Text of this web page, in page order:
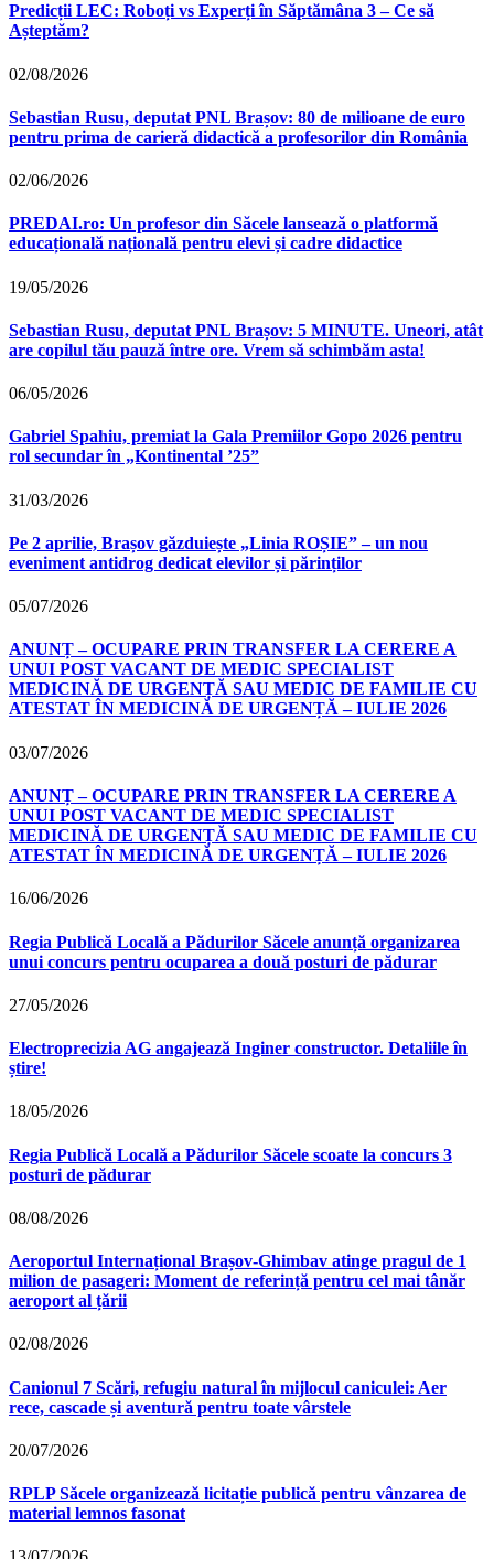
Predicții LEC: Roboți vs Experți în Săptămâna 3 – Ce să
Așteptăm?
02/08/2026
Sebastian Rusu, deputat PNL Brașov: 80 de milioane de euro
pentru prima de carieră didactică a profesorilor din România
02/06/2026
PREDAI.ro: Un profesor din Săcele lansează o platformă
educațională națională pentru elevi și cadre didactice
19/05/2026
Sebastian Rusu, deputat PNL Brașov: 5 MINUTE. Uneori, atât
are copilul tău pauză între ore. Vrem să schimbăm asta!
06/05/2026
Gabriel Spahiu, premiat la Gala Premiilor Gopo 2026 pentru
rol secundar în „Kontinental ’25”
31/03/2026
Pe 2 aprilie, Brașov găzduiește „Linia ROȘIE” – un nou
eveniment antidrog dedicat elevilor și părinților
05/07/2026
ANUNȚ – OCUPARE PRIN TRANSFER LA CERERE A
UNUI POST VACANT DE MEDIC SPECIALIST
MEDICINĂ DE URGENȚĂ SAU MEDIC DE FAMILIE CU
ATESTAT ÎN MEDICINĂ DE URGENȚĂ – IULIE 2026
03/07/2026
ANUNȚ – OCUPARE PRIN TRANSFER LA CERERE A
UNUI POST VACANT DE MEDIC SPECIALIST
MEDICINĂ DE URGENȚĂ SAU MEDIC DE FAMILIE CU
ATESTAT ÎN MEDICINĂ DE URGENȚĂ – IULIE 2026
16/06/2026
Regia Publică Locală a Pădurilor Săcele anunță organizarea
unui concurs pentru ocuparea a două posturi de pădurar
27/05/2026
Electroprecizia AG angajează Inginer constructor. Detaliile în
știre!
18/05/2026
Regia Publică Locală a Pădurilor Săcele scoate la concurs 3
posturi de pădurar
08/08/2026
Aeroportul Internațional Brașov‑Ghimbav atinge pragul de 1
milion de pasageri: Moment de referință pentru cel mai tânăr
aeroport al țării
02/08/2026
Canionul 7 Scări, refugiu natural în mijlocul caniculei: Aer
rece, cascade și aventură pentru toate vârstele
20/07/2026
RPLP Săcele organizează licitație publică pentru vânzarea de
material lemnos fasonat